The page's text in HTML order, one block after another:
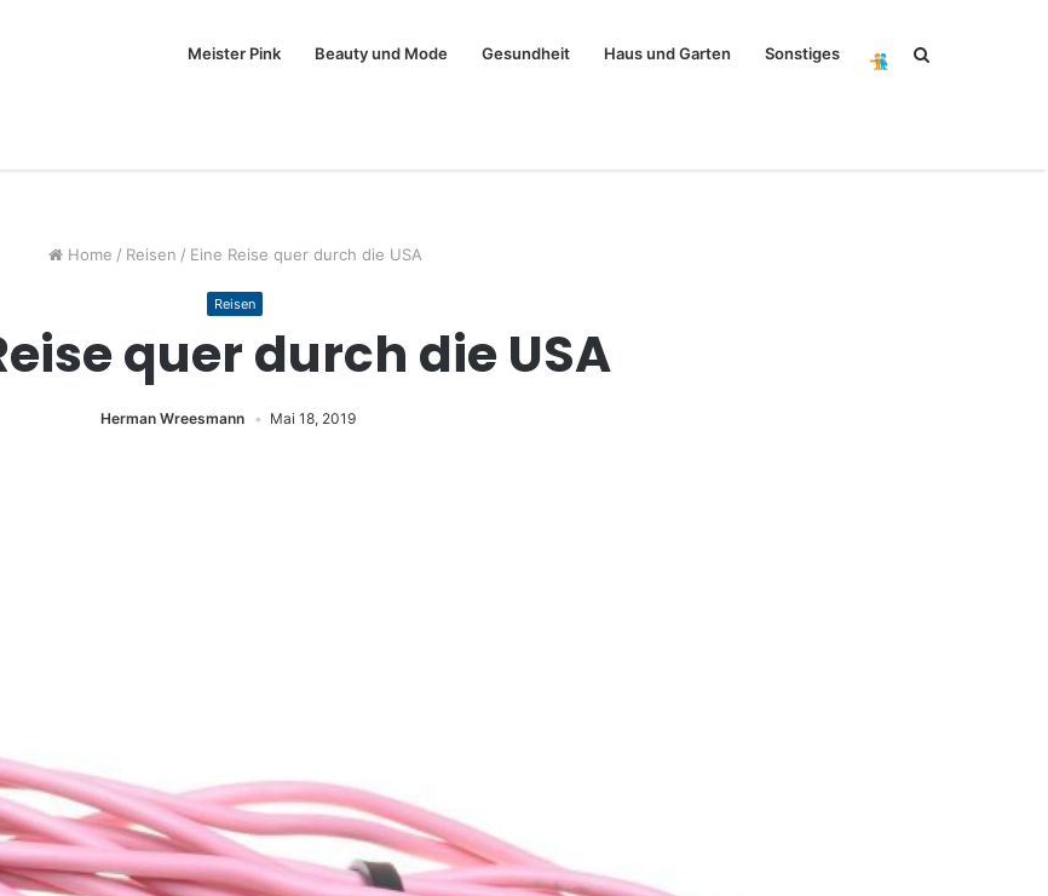
Meister Pink Beauty und Mode Gesundheit Haus und Garten Sonstiges
Home / Reisen / Eine Reise quer durch die USA
Reisen
quer durch die USA
Herman Wreesmann Mai 18, 2019